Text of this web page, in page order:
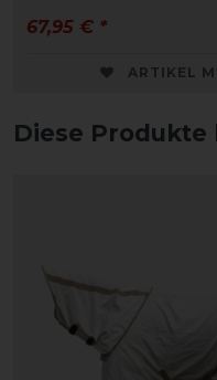
67,95 € *
ARTIKEL
Diese